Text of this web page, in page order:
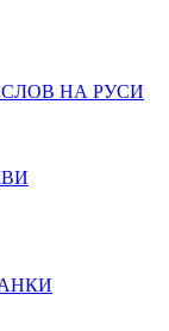
НА РУСИ